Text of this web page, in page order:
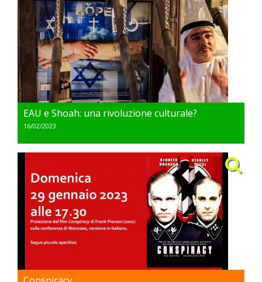
EAU e Shoah: una rivoluzione culturale?
16/02/2023